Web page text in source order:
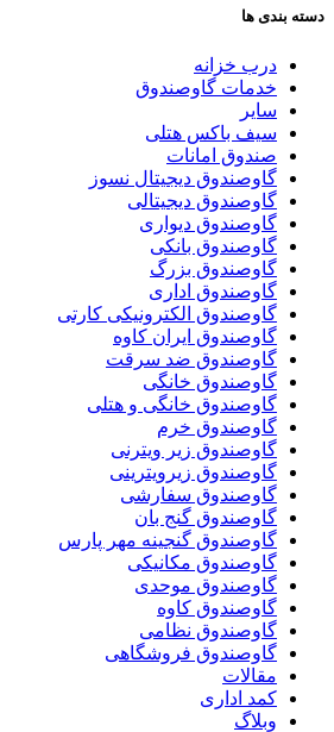
دسته بندی ها
درب خزانه
خدمات گاوصندوق
سایر
سیف باکس هتلی
صندوق امانات
گاوصندوق دیجیتال نسوز
گاوصندوق دیجیتالی
گاوصندوق دیواری
گاوصندوق بانکی
گاوصندوق بزرگ
گاوصندوق اداری
گاوصندوق الکترونیکی کارتی
گاوصندوق ایران کاوه
گاوصندوق ضد سرقت
گاوصندوق خانگی
گاوصندوق خانگی و هتلی
گاوصندوق خرم
گاوصندوق زیر ویترنی
گاوصندوق زیرویترینی
گاوصندوق سفارشی
گاوصندوق گنج بان
گاوصندوق گنجینه مهر پارس
گاوصندوق مکانیکی
گاوصندوق موحدی
گاوصندوق کاوه
گاوصندوق نظامی
گاوصندوق فروشگاهی
مقالات
کمد اداری
وبلاگ